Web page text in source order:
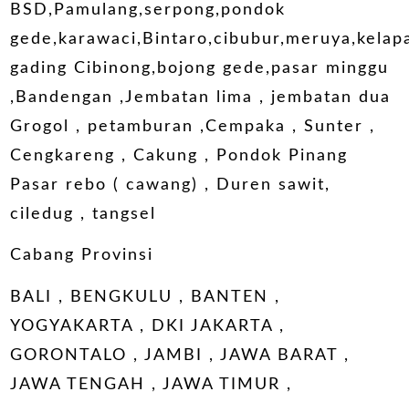
BSD,Pamulang,serpong,pondok
gading Cibinong,bojong gede,pasar minggu
,Bandengan ,Jembatan lima , jembatan dua
Grogol , petamburan ,Cempaka , Sunter ,
Cengkareng , Cakung , Pondok Pinang
Pasar rebo ( cawang) , Duren sawit,
ciledug , tangsel
Cabang Provinsi
BALI , BENGKULU , BANTEN ,
YOGYAKARTA , DKI JAKARTA ,
GORONTALO , JAMBI , JAWA BARAT ,
JAWA TENGAH , JAWA TIMUR ,